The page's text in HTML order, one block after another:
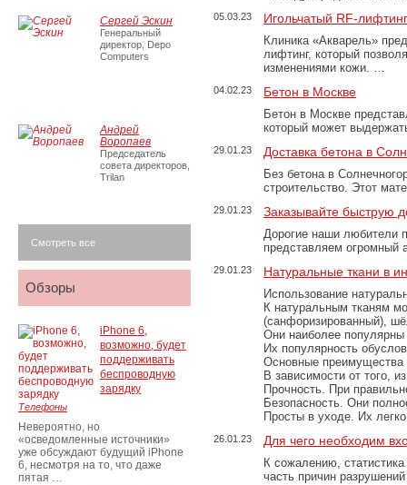
05.03.23 Игольчатый RF-
Клиника «Акварель»
лифтинг, который
изменениями кожи. …
04.02.23 Бетон в Москве
Бетон в Москве
который может
29.01.23 Доставка бетона в
Без бетона в
строительство. Этот
29.01.23 Заказывайте быструю
Дорогие наши любители
представляем огромный
29.01.23 Натуральные ткани в
Использование
К натуральным тканям
(санфоризированный),
Они наиболее популярны
Их популярность
Основные преимущества
В зависимости от того,
Прочность. При
Безопасность. Они
Просты в уходе. Их
26.01.23 Для чего необходим
К сожалению,
часть причин
Сергей Эскин
Генеральный
директор, Depo
Computers
Андрей
Воропаев
Председатель
совета директоров,
Trilan
Смотреть все
Обзоры
iPhone 6,
возможно, будет
поддерживать
беспроводную
зарядку
Телефоны
Невероятно, но
«осведомленные источники»
уже обсуждают будущий iPhone
6, несмотря на то, что даже
пятая …